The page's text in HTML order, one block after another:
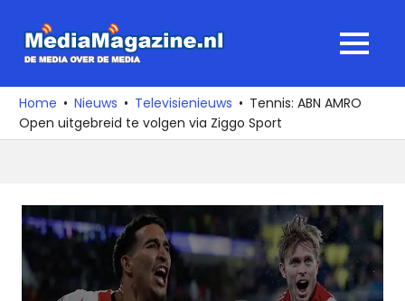
naar
media
over
de
MENU
Home Nieuws Televisienieuws
Tennis: ABN AMRO
Open uitgebreid te volgen via Ziggo Sport